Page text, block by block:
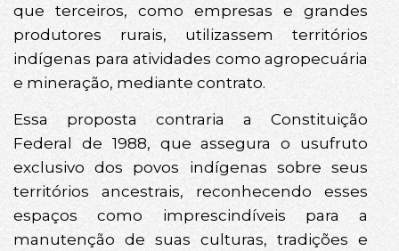
que terceiros, como empresas e grandes
produtores rurais, utilizassem territórios
indígenas para atividades como agropecuária
e mineração, mediante contrato.
Essa proposta contraria a Constituição
Federal de 1988, que assegura o usufruto
exclusivo dos povos indígenas sobre seus
territórios ancestrais, reconhecendo esses
espaços como imprescindíveis para a
manutenção de suas culturas, tradições e